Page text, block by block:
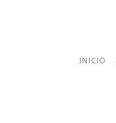
INICIO